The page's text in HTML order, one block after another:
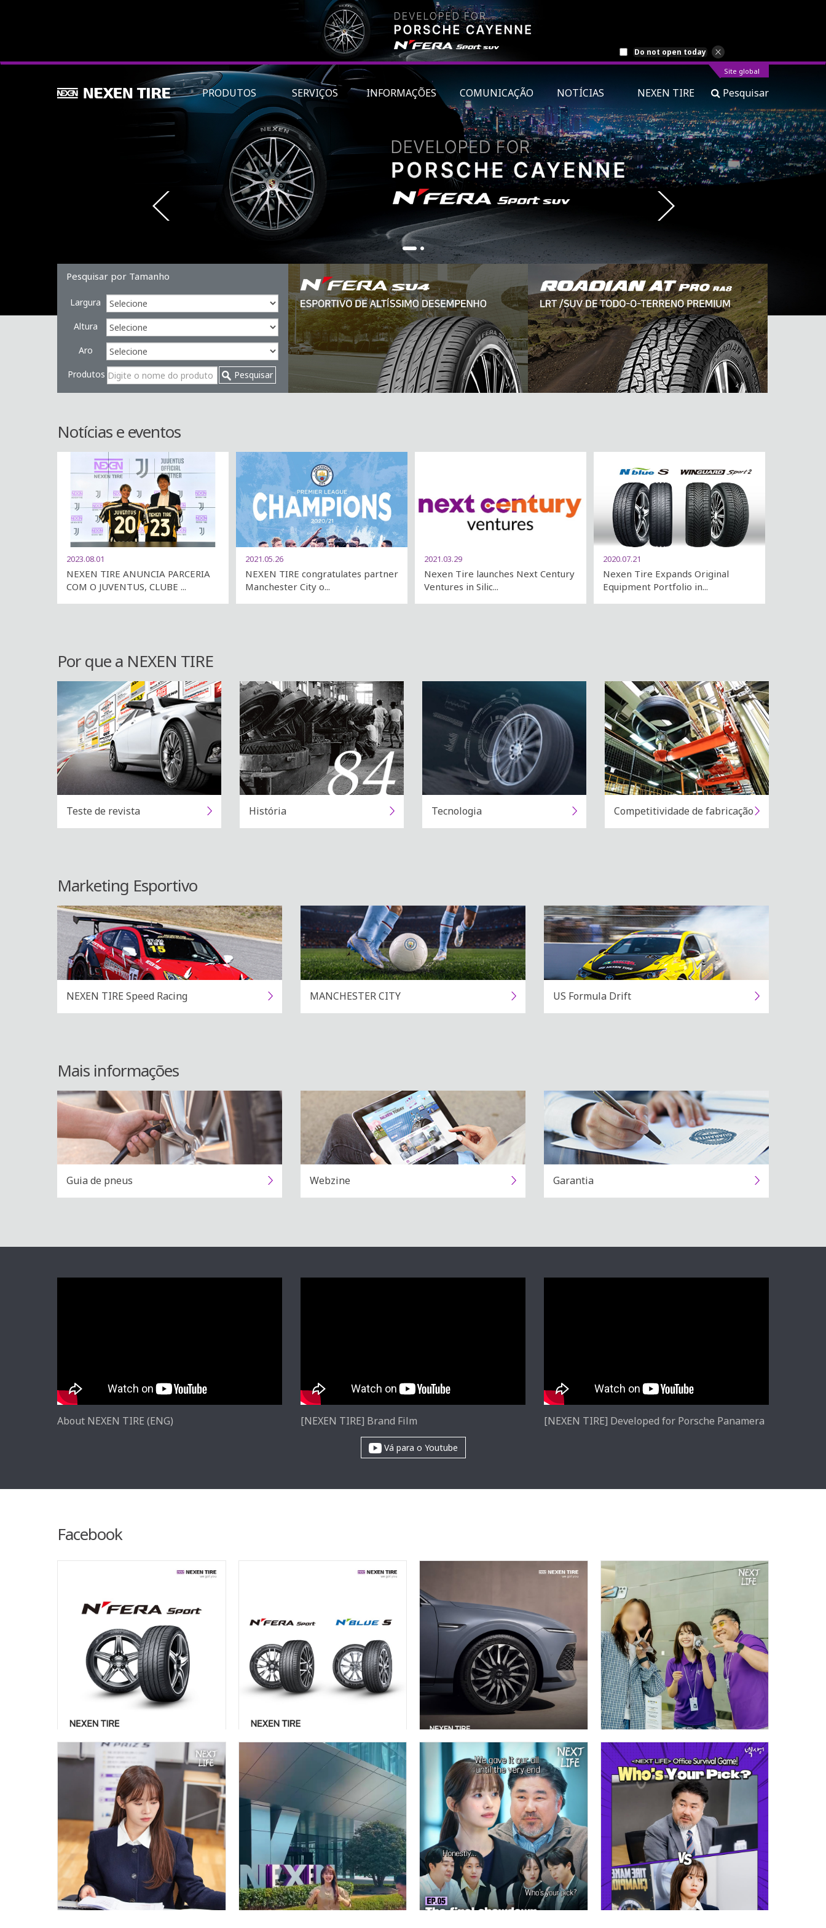
Do not open today
Site global
PRODUTOS SERVIÇOS INFORMAÇÕES COMUNICAÇÃO NOTÍCIAS NEXEN TIRE Pesquisar
1 2
Pesquisar por Tamanho
Largura
Altura
Aro
Produtos Pesquisar
Notícias e eventos
2023.08.01
NEXEN TIRE ANUNCIA PARCERIA
COM O JUVENTUS, CLUBE ...
2021.05.26
NEXEN TIRE congratulates partner
Manchester City o...
2021.03.29
Nexen Tire launches Next Century
Ventures in Silic...
2020.07.21
Nexen Tire Expands Original
Equipment Portfolio in...
Por que a NEXEN TIRE
Teste de revista História Tecnologia Competitividade de fabricação
Marketing Esportivo
NEXEN TIRE Speed Racing MANCHESTER CITY US Formula Drift
Mais informações
Guia de pneus Webzine Garantia
About NEXEN TIRE (ENG) [NEXEN TIRE] Brand Film [NEXEN TIRE] Developed for Porsche Panamera
Vá para o Youtube
Facebook